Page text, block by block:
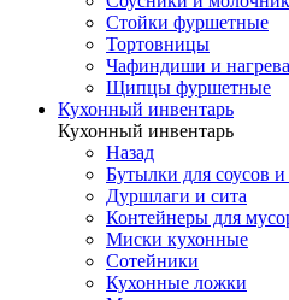
Стойки фуршетные
Тортовницы
Чафиндиши и
Щипцы фуршетные
Кухонный инвентарь
Кухонный инвентарь
Назад
Бутылки для соусов и
Дуршлаги и сита
Контейнеры для
Миски кухонные
Сотейники
Кухонные ложки